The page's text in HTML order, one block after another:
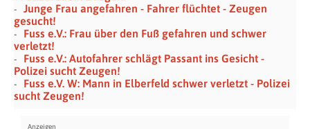
Junge Frau angefahren - Fahrer flüchtet - Zeugen
gesucht!
Fuss e.V.: Frau über den Fuß gefahren und schwer
verletzt!
Fuss e.V.: Autofahrer schlägt Passant ins Gesicht -
Polizei sucht Zeugen!
Fuss e.V. W: Mann in Elberfeld schwer verletzt - Polizei
sucht Zeugen!